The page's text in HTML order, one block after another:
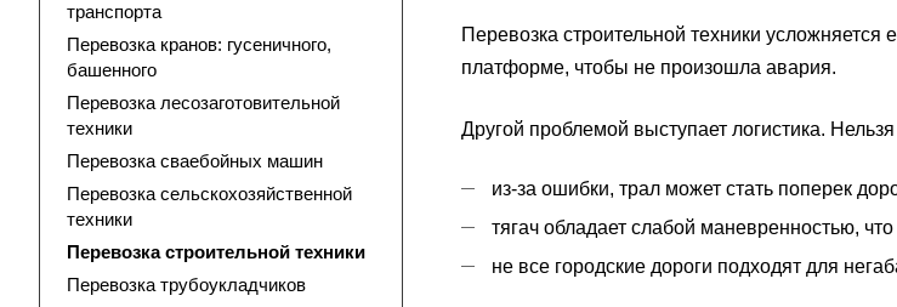
Перевозка строительной техники
платформе, чтобы не произошла авария.
Другой проблемой выступает логистика.
из-за ошибки, трал может стать поперек
тягач обладает слабой маневренностью,
не все городские дороги подходят для
транспорта
Перевозка кранов: гусеничного,
башенного
Перевозка лесозаготовительной
техники
Перевозка сваебойных машин
Перевозка сельскохозяйственной
техники
Перевозка строительной техники
Перевозка трубоукладчиков